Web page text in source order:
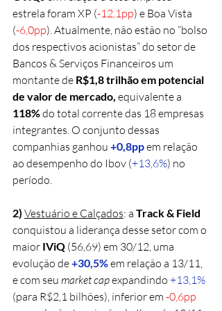
estrela foram XP (-12,1pp) e Boa Vista
(-6,0pp). Atualmente, não estão no “bolso
dos respectivos acionistas” do setor de
Bancos & Serviços Financeiros um
montante de R$1,8 trilhão em potencial
de valor de mercado, equivalente a
118% do total corrente das 18 empresas
integrantes. O conjunto dessas
companhias ganhou +0,8pp em relação
ao desempenho do Ibov (+13,6%) no
período.
2) Vestuário e Calçados: a Track & Field
conquistou a liderança desse setor com o
maior IViQ (56,69) em 30/12, uma
evolução de +30,5% em relação a 13/11,
e com seu market cap expandindo +13,1%
(para R$2,1 bilhões), inferior em -0,6pp